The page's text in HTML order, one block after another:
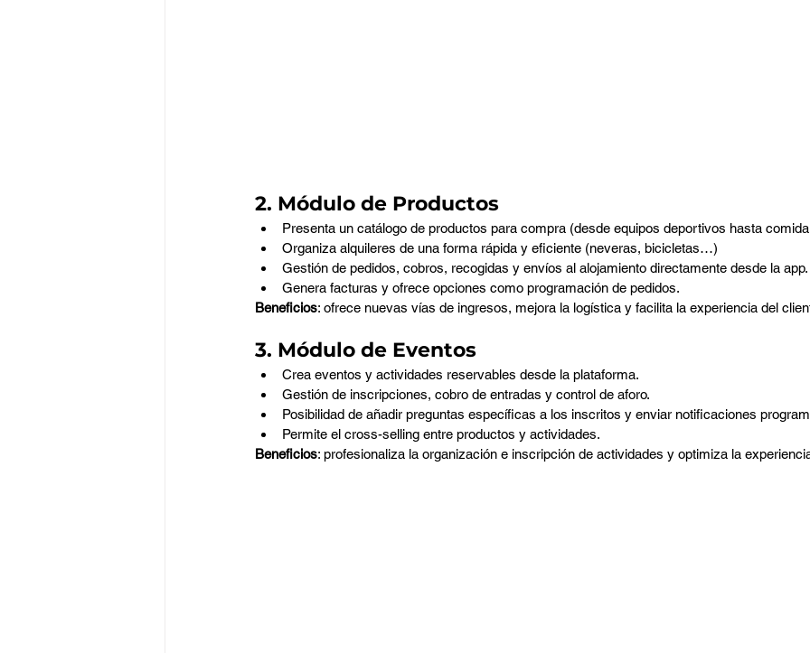
2. Módulo de Productos
Presenta un catálogo de productos para compra (desde equipos deportivos hasta comida
Organiza alquileres de una forma rápida y eficiente (neveras, bicicletas…)
Gestión de pedidos, cobros, recogidas y envíos al alojamiento directamente desde la app.
Genera facturas y ofrece opciones como programación de pedidos.
Beneficios: ofrece nuevas vías de ingresos, mejora la logística y facilita la experiencia del
3. Módulo de Eventos
Crea eventos y actividades reservables desde la plataforma.
Gestión de inscripciones, cobro de entradas y control de aforo.
Posibilidad de añadir preguntas específicas a los inscritos y enviar notificaciones
Permite el cross-selling entre productos y actividades.
Beneficios: profesionaliza la organización e inscripción de actividades y optimiza la